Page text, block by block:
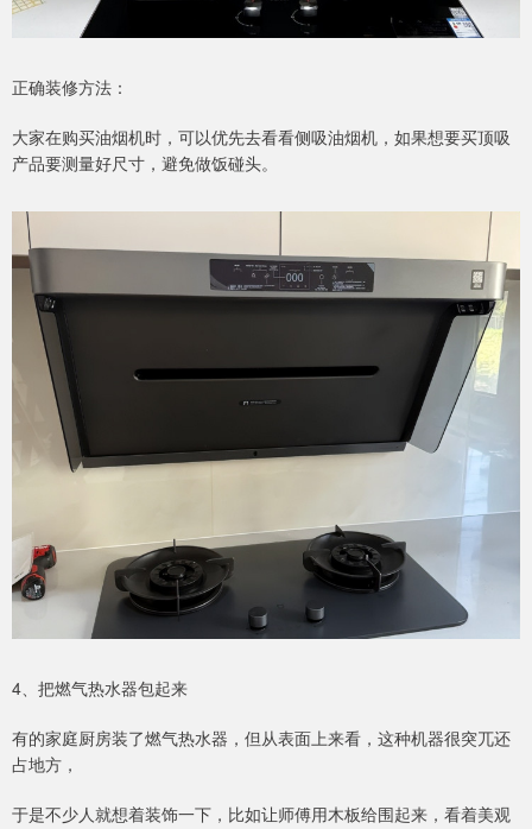
正确装修方法：
大家在购买油烟机时，可以优先去看看侧吸油烟机，如果想要买顶吸
产品要测量好尺寸，避免做饭碰头。
4、把燃气热水器包起来
有的家庭厨房装了燃气热水器，但从表面上来看，这种机器很突兀还
占地方，
于是不少人就想着装饰一下，比如让师傅用木板给围起来，看着美观